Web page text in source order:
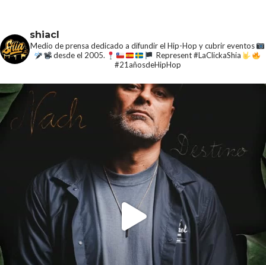
shiacl
Medio de prensa dedicado a difundir el Hip-Hop y cubrir eventos
desde el 2005.
Represent #LaClickaShia
#21añosdeHipHop